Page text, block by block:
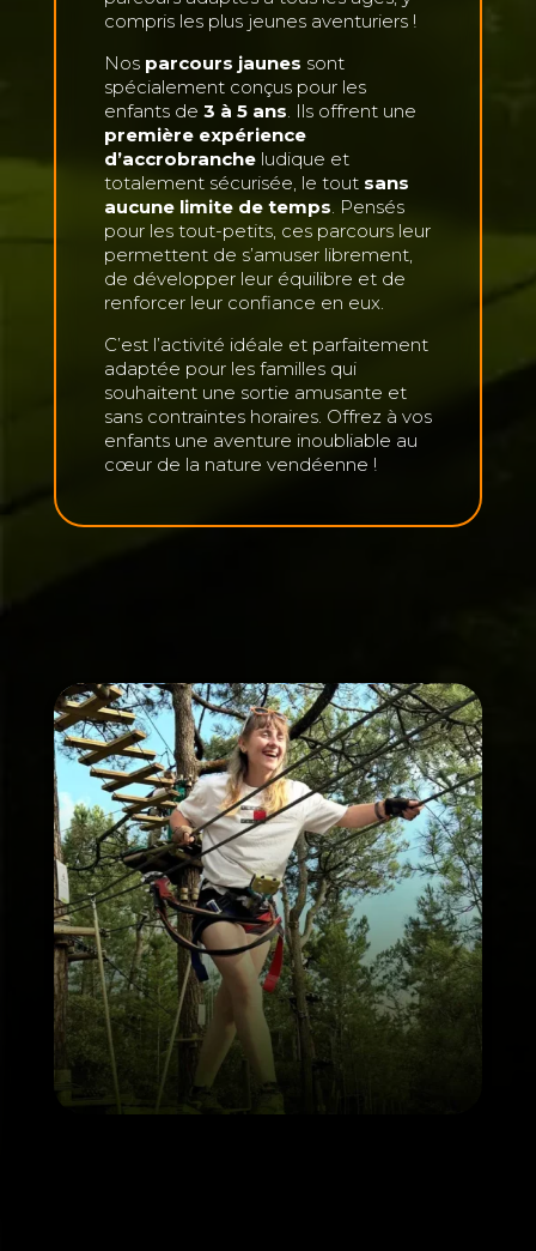
compris les plus jeunes aventuriers !
Nos parcours jaunes sont
spécialement conçus pour les
enfants de 3 à 5 ans. Ils offrent une
première expérience
d’accrobrancheludique et
totalement sécurisée, le tout sans
aucune limite de temps. Pensés
pour les tout-petits, ces parcours leur
permettent de s’amuser librement,
de développer leur équilibre et de
renforcer leur confiance en eux.
C’est l’activité idéale et parfaitement
adaptée pour les familles qui
souhaitent une sortie amusante et
sans contraintes horaires. Offrez à vos
enfants une aventure inoubliable au
cœur de la nature vendéenne !